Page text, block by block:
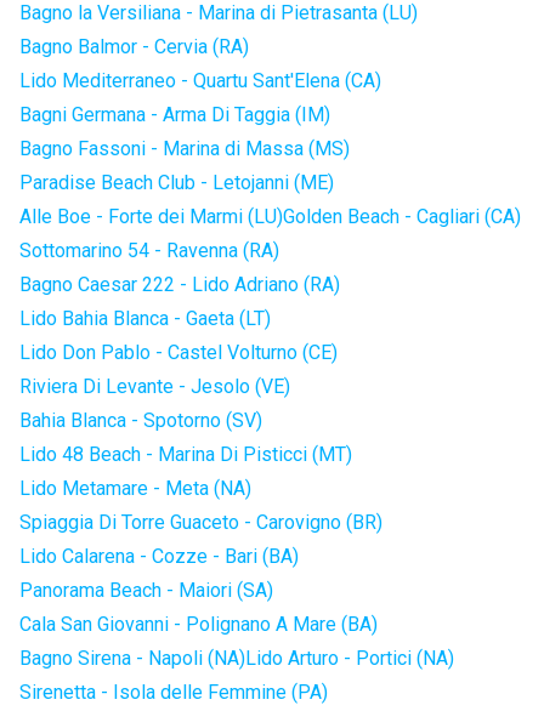
Bagno la Versiliana - Marina di Pietrasanta (LU)
Bagno Balmor - Cervia (RA)
Lido Mediterraneo - Quartu Sant'Elena (CA)
Bagni Germana - Arma Di Taggia (IM)
Bagno Fassoni - Marina di Massa (MS)
Paradise Beach Club - Letojanni (ME)
Alle Boe - Forte dei Marmi (LU)Golden Beach - Cagliari (CA)
Sottomarino 54 - Ravenna (RA)
Bagno Caesar 222 - Lido Adriano (RA)
Lido Bahia Blanca - Gaeta (LT)
Lido Don Pablo - Castel Volturno (CE)
Riviera Di Levante - Jesolo (VE)
Bahia Blanca - Spotorno (SV)
Lido 48 Beach - Marina Di Pisticci (MT)
Lido Metamare - Meta (NA)
Spiaggia Di Torre Guaceto - Carovigno (BR)
Lido Calarena - Cozze - Bari (BA)
Panorama Beach - Maiori (SA)
Cala San Giovanni - Polignano A Mare (BA)
Bagno Sirena - Napoli (NA)Lido Arturo - Portici (NA)
Sirenetta - Isola delle Femmine (PA)